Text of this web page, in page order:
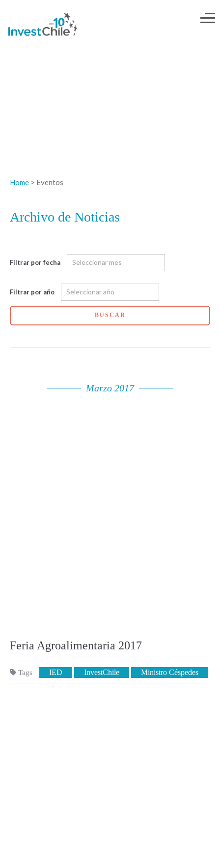
Home > Eventos
Archivo de Noticias
Filtrar por fecha
Filtrar por año
BUSCAR
Marzo 2017
Feria Agroalimentaria 2017
Tags IED InvestChile Ministro Céspedes